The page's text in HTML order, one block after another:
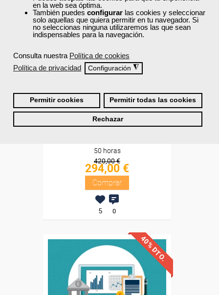
en la web sea óptima.
También puedes configurar las cookies y seleccionar
solo aquellas que quiera permitir en tu navegador. Si
no seleccionas ninguna utilizaremos las que sean
indispensables para la navegación.
Consulta nuestra Política de cookies
Política de privacidad
Configuración ◮
Permitir cookies Permitir todas las cookies
Rechazar
Sin requisitos de acceso
Diploma
Pack My Ardor English - 1
nivel
50 horas
420,00 €
294,00 €
Comprar
5 0
Descuentos especiales
40% DTO.